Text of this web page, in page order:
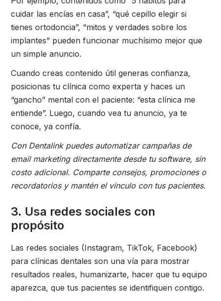
cuidar las encías en casa”, “qué cepillo elegir si
tienes ortodoncia”, “mitos y verdades sobre los
implantes” pueden funcionar muchísimo mejor que
un simple anuncio.
Cuando creas contenido útil generas confianza,
posicionas tu clínica como experta y haces un
“gancho” mental con el paciente: “esta clínica me
entiende”. Luego, cuando vea tu anuncio, ya te
conoce, ya confía.
Con Dentalink puedes automatizar campañas de
email marketing directamente desde tu software, sin
costo adicional. Comparte consejos, promociones o
recordatorios y mantén el vínculo con tus pacientes.
3. Usa redes sociales con
propósito
Las redes sociales (Instagram, TikTok, Facebook)
para clínicas dentales son una vía para mostrar
resultados reales, humanizarte, hacer que tu equipo
aparezca, que tus pacientes se identifiquen contigo.